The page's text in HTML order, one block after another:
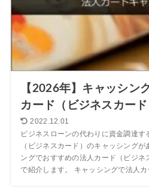
【2026年】キャッシン
カード（ビジネスカー
2022.12.01
ビジネスローンの代わりに資金調達す
（ビジネスカード）のキャッシング
ングでおすすめの法人カード（ビジネ
で紹介します。 キャッシングで法人カ